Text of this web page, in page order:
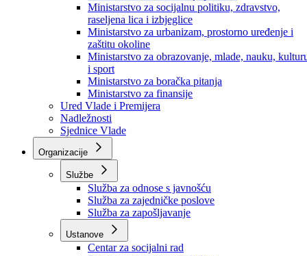
Ministarstvo za privredu
Ministarstvo za pravosuđe, upravu i radne odnose
Ministarstvo za unutrašnje poslove
Ministarstvo za socijalnu politiku, zdravstvo,
raseljena lica i izbjeglice
Ministarstvo za urbanizam, prostorno uređenje i
zaštitu okoline
Ministarstvo za obrazovanje, mlade, nauku,
i sport
Ministarstvo za boračka pitanja
Ministarstvo za finansije
Ured Vlade i Premijera
Nadležnosti
Sjednice Vlade
Organizacije
Službe
Služba za odnose s javnošću
Služba za zajedničke poslove
Služba za zapošljavanje